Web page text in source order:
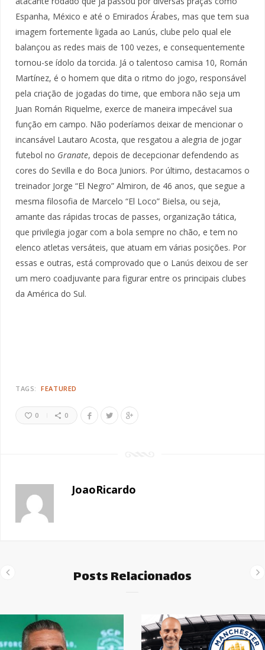
Espanha, México e até o Emirados Árabes, mas que tem sua
imagem fortemente ligada ao Lanús, clube pelo qual ele
balançou as redes mais de 100 vezes, e consequentemente
tornou-se ídolo da torcida. Já o talentoso camisa 10, Román
Martínez, é o homem que dita o ritmo do jogo, responsável
pela criação de jogadas do time, que embora não seja um
Juan Román Riquelme, exerce de maneira impecável sua
função em campo. Não poderíamos deixar de mencionar o
incansável Lautaro Acosta, que resgatou a alegria de jogar
futebol no Granate, depois de decepcionar defendendo as
cores do Sevilla e do Boca Juniors. Por último, destacamos o
treinador Jorge “El Negro” Almiron, de 46 anos, que segue a
mesma filosofia de Marcelo “El Loco” Bielsa, ou seja,
amante das rápidas trocas de passes, organização tática,
que privilegia jogar com a bola sempre no chão, e tem no
elenco atletas versáteis, que atuam em várias posições. Por
essas e outras, está comprovado que o Lanús deixou de ser
um mero coadjuvante para figurar entre os principais clubes
da América do Sul.
TAGS: FEATURED
0 0
JoaoRicardo
Posts Relacionados